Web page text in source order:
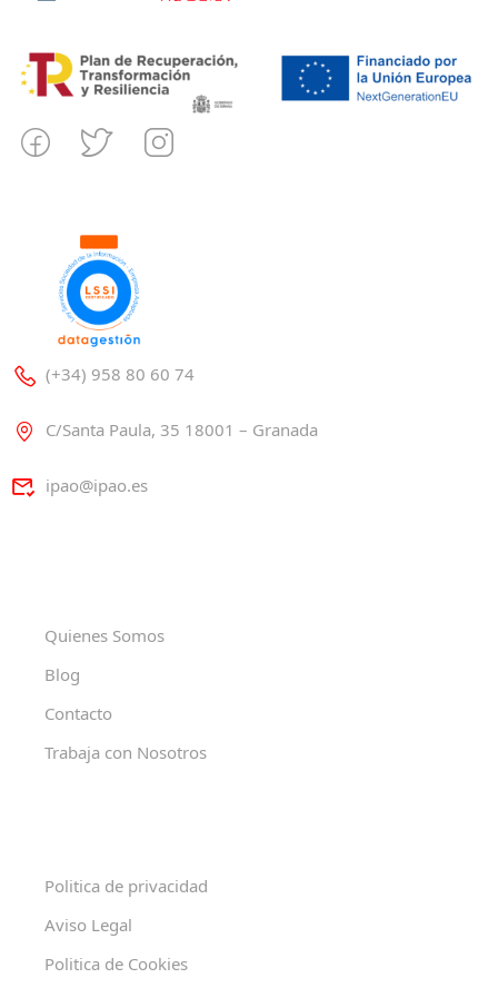
(+34) 958 80 60 74
C/Santa Paula, 35 18001 – Granada
ipao@ipao.es
Quienes Somos
Blog
Contacto
Trabaja con Nosotros
Politica de privacidad
Aviso Legal
Politica de Cookies